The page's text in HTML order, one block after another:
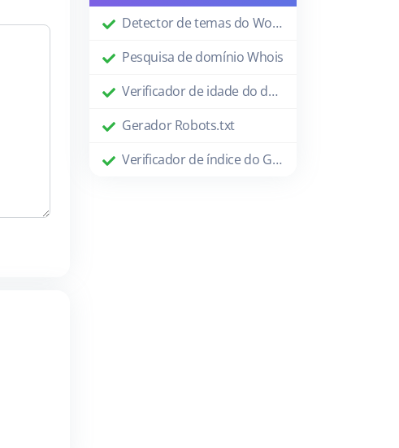
Detector de temas do WordPress
Pesquisa de domínio Whois
Verificador de idade do domínio
Gerador Robots.txt
Verificador de índice do Google